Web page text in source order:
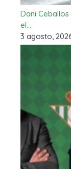
Dani
el…
3 agosto,